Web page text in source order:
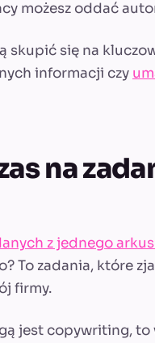
możesz oddać
skupić się na
informacji czy
na
z jednego
To zadania, które
firmy.
jest copywriting,